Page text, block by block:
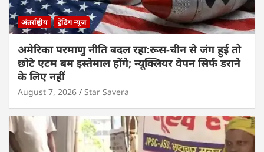
अंतर्राष्ट्रीय ट्रेंडिंग न्यूज
अमेरिका परमाणु नीति बदल रहा:रूस-चीन से जंग हुई तो
छोटे एटम बम इस्तेमाल होंगे; न्यूक्लियर वेपन सिर्फ डराने
के लिए नहीं
August 7, 2026 Star Savera